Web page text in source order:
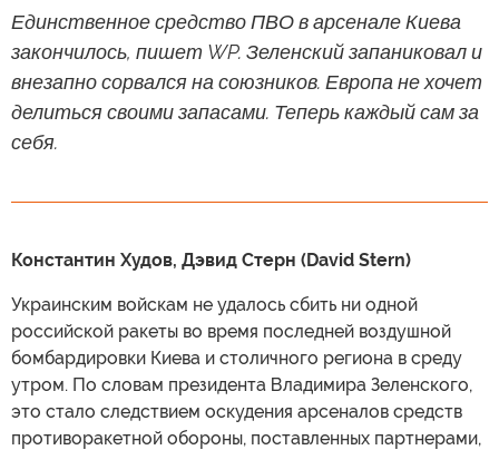
Единственное средство ПВО в арсенале Киева
закончилось, пишет WP. Зеленский запаниковал и
внезапно сорвался на союзников. Европа не хочет
делиться своими запасами. Теперь каждый сам за
себя.
Константин Худов, Дэвид Стерн (David Stern)
Украинским войскам не удалось сбить ни одной
российской ракеты во время последней воздушной
бомбардировки Киева и столичного региона в среду
утром. По словам президента Владимира Зеленского,
это стало следствием оскудения арсеналов средств
противоракетной обороны, поставленных партнерами,